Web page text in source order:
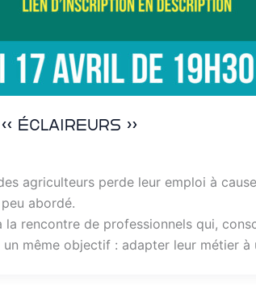
Éclaireurs »
agriculteurs perde leur emploi à
abordé.
rencontre de professionnels qui,
même objectif : adapter leur métier à